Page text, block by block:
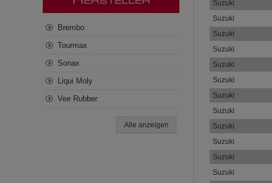
Suzuki
Suzuki
Suzuki
Suzuki
Suzuki
Suzuki
Suzuki
Suzuki
Suzuki
Suzuki
Suzuki
Suzuki
Brembo
Tourmax
Sonax
Liqui Moly
Vee Rubber
Alle anzeigen